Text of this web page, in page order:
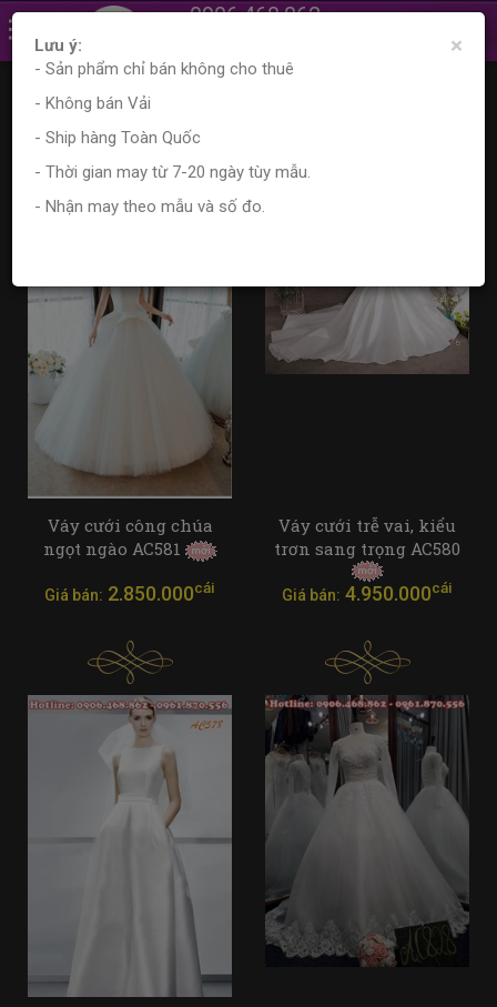
0906.468.862
Trang chủ Sản phẩm Tìm kiếm sản phẩm
Kết quả tìm kiếm
Váy cưới công chúa
ngọt ngào AC581
Giá bán: 2.850.000cái
Váy cưới trễ vai, kiểu
trơn sang trọng AC580
Giá bán: 4.950.000cái
×
Lưu ý:
- Sản phẩm chỉ bán không cho thuê
- Không bán Vải
- Ship hàng Toàn Quốc
- Thời gian may từ 7-20 ngày tùy mẫu.
- Nhận may theo mẫu và số đo.